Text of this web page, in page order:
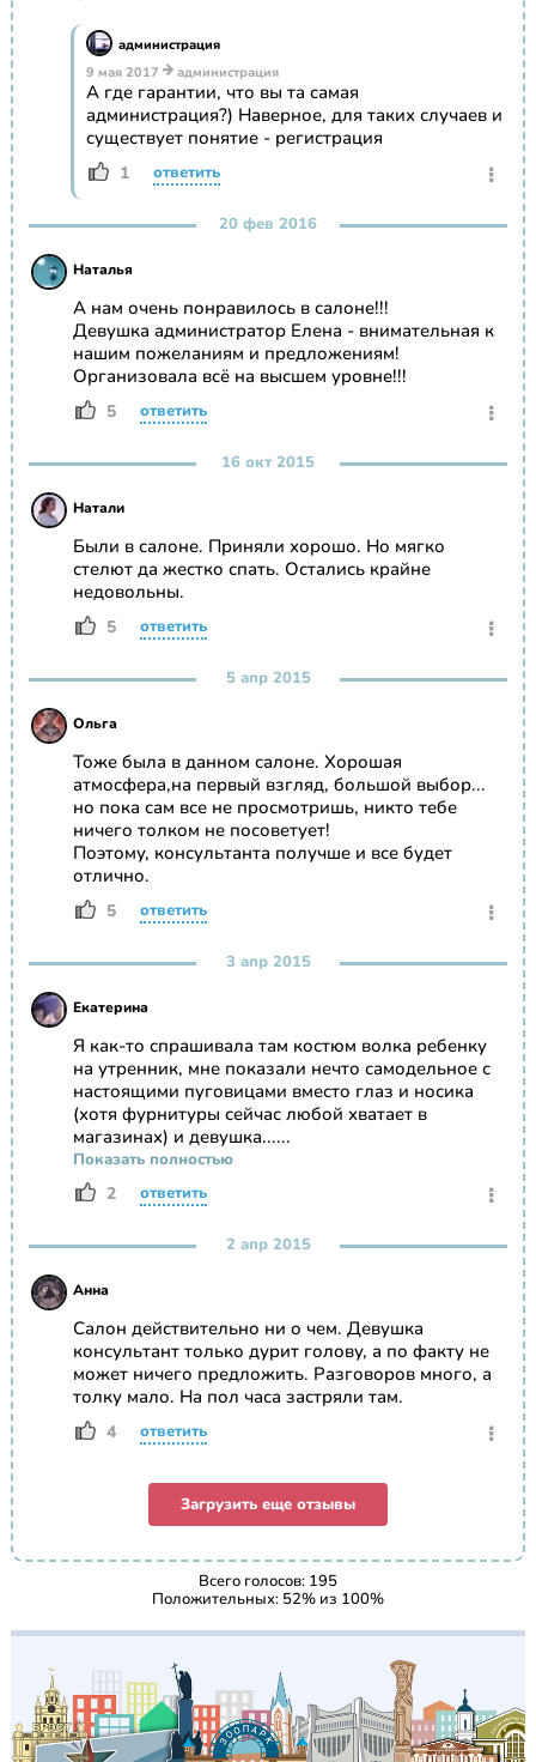
администрация
9 мая 2017
администрация
А где гарантии, что вы та самая
администрация?) Наверное, для таких случаев и
существует понятие - регистрация
1 ответить
20 фев 2016
Наталья
А нам очень понравилось в салоне!!!
Девушка администратор Елена - внимательная к
нашим пожеланиям и предложениям!
Организовала всё на высшем уровне!!!
5 ответить
16 окт 2015
Натали
Были в салоне. Приняли хорошо. Но мягко
стелют да жестко спать. Остались крайне
недовольны.
5 ответить
5 апр 2015
Ольга
Тоже была в данном салоне. Хорошая
атмосфера,на первый взгляд, большой выбор...
но пока сам все не просмотришь, никто тебе
ничего толком не посоветует!
Поэтому, консультанта получше и все будет
отлично.
5 ответить
3 апр 2015
Екатерина
Я как-то спрашивала там костюм волка ребенку
на утренник, мне показали нечто самодельное с
настоящими пуговицами вместо глаз и носика
(хотя фурнитуры сейчас любой хватает в
магазинах) и девушка......
Показать полностью
2 ответить
2 апр 2015
Анна
Салон действительно ни о чем. Девушка
консультант только дурит голову, а по факту не
может ничего предложить. Разговоров много, а
толку мало. На пол часа застряли там.
4 ответить
Загрузить еще отзывы
Всего голосов: 195
Положительных: 52% из 100%